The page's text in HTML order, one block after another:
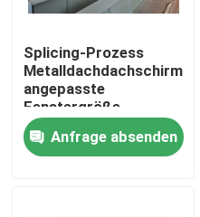
Haus
Produkte
Splicing-Prozess
Metalldachdachschirm
angepasste
Fenstergröße
Anfrage absenden